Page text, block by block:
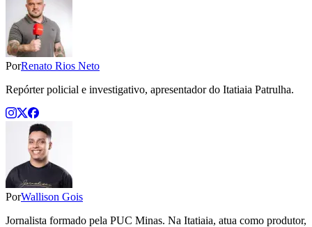
PorRenato Rios Neto
Repórter policial e investigativo, apresentador do Itatiaia Patrulha.
PorWallison Gois
Jornalista formado pela PUC Minas. Na Itatiaia, atua como produtor,